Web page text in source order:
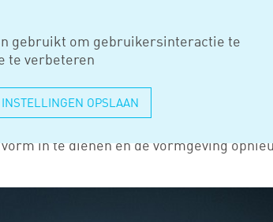
gebruikt om gebruikersinteractie te
te verbeteren
INSTELLINGEN OPSLAAN
STELSEL TE
State adviseert om het wetsvoorstel
in te dienen en de vormgeving